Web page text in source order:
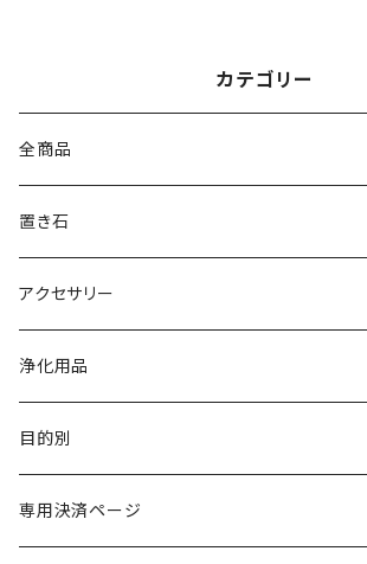
カテゴリー
全商品
置き石
原石
ポイント
丸玉
その他
アクセサリー
ブレスレット
ペンダント・ネックレス
その他
浄化用品
目的別
金運・財運・仕事運
専用決済ページ